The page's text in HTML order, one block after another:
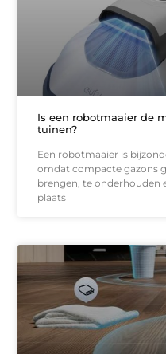
Is een robotmaaier de
tuinen?
Een robotmaaier is
omdat compacte gazons
brengen, te onderhouden
plaats